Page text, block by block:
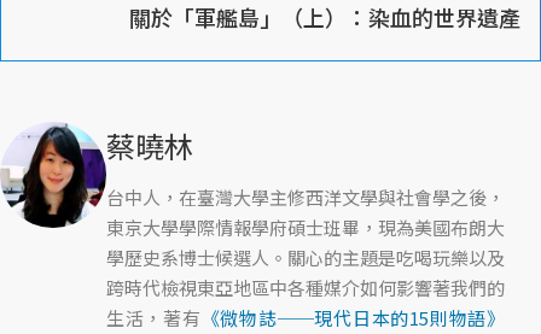
關於「軍艦島」（上）：染血的世界遺產
蔡曉林
台中人，在臺灣大學主修西洋文學與社會學之後，
東京大學學際情報學府碩士班畢，現為美國布朗大
學歷史系博士候選人。關心的主題是吃喝玩樂以及
跨時代檢視東亞地區中各種媒介如何影響著我們的
生活，著有 《微物誌──現代日本的15則物語》